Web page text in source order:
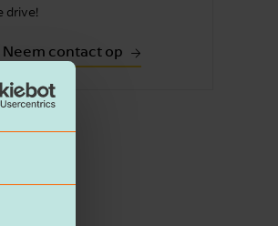
drive!
Neem contact op